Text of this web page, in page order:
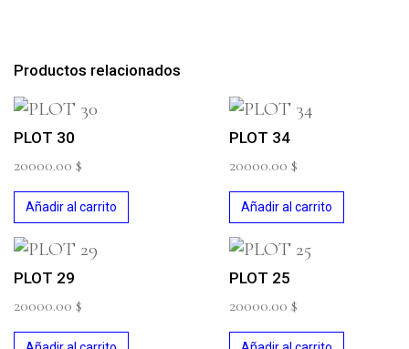
Productos relacionados
PLOT 30
20000.00 $
Añadir al carrito
PLOT 34
20000.00 $
Añadir al carrito
PLOT 29
20000.00 $
PLOT 25
20000.00 $